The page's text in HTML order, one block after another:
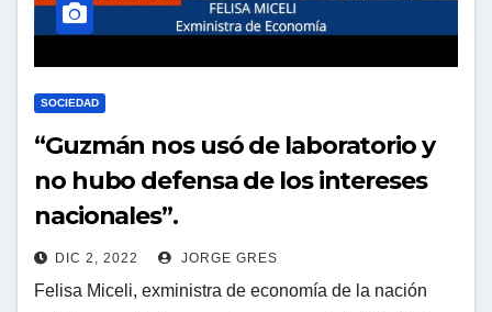
SOCIEDAD
“Guzmán nos usó de laboratorio y
no hubo defensa de los intereses
nacionales”.
DIC 2, 2022 JORGE GRES
Felisa Miceli, exministra de economía de la nación